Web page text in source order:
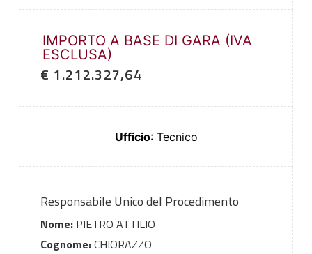
IMPORTO A BASE DI GARA (IVA
ESCLUSA)
€ 1.212.327,64
Ufficio: Tecnico
Responsabile Unico del Procedimento
Nome:PIETRO ATTILIO
Cognome:CHIORAZZO